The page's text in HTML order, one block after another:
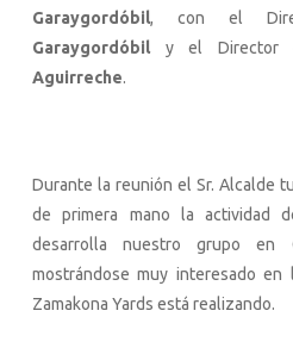
Garaygordóbil, con el
Garaygordóbil y el Director
Aguirreche.
Durante la reunión el Sr. Alcalde
de primera mano la actividad
desarrolla nuestro grupo en
mostrándose muy interesado en
Zamakona Yards está realizando.